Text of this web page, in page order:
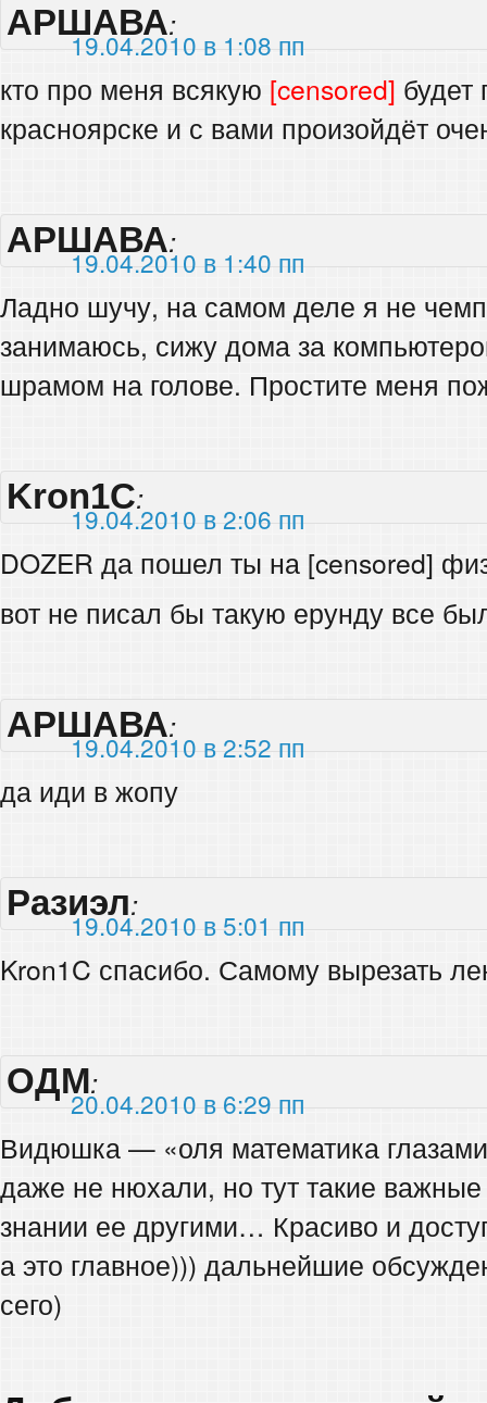
АРШАВА:
19.04.2010 в 1:08 пп
кто про меня всякую [censored] будет
красноярске и с вами произойдёт
АРШАВА:
19.04.2010 в 1:40 пп
Ладно шучу, на самом деле я не
занимаюсь, сижу дома за
шрамом на голове. Простите меня
Kron1C:
19.04.2010 в 2:06 пп
DOZER да пошел ты на [censored]
вот не писал бы такую ерунду все
АРШАВА:
19.04.2010 в 2:52 пп
да иди в жопу
Разиэл:
19.04.2010 в 5:01 пп
Kron1C спасибо. Самому вырезать
ОДМ:
20.04.2010 в 6:29 пп
Видюшка — «оля математика
даже не нюхали, но тут такие важные
знании ее другими… Красиво и
а это главное))) дальнейшие
сего)